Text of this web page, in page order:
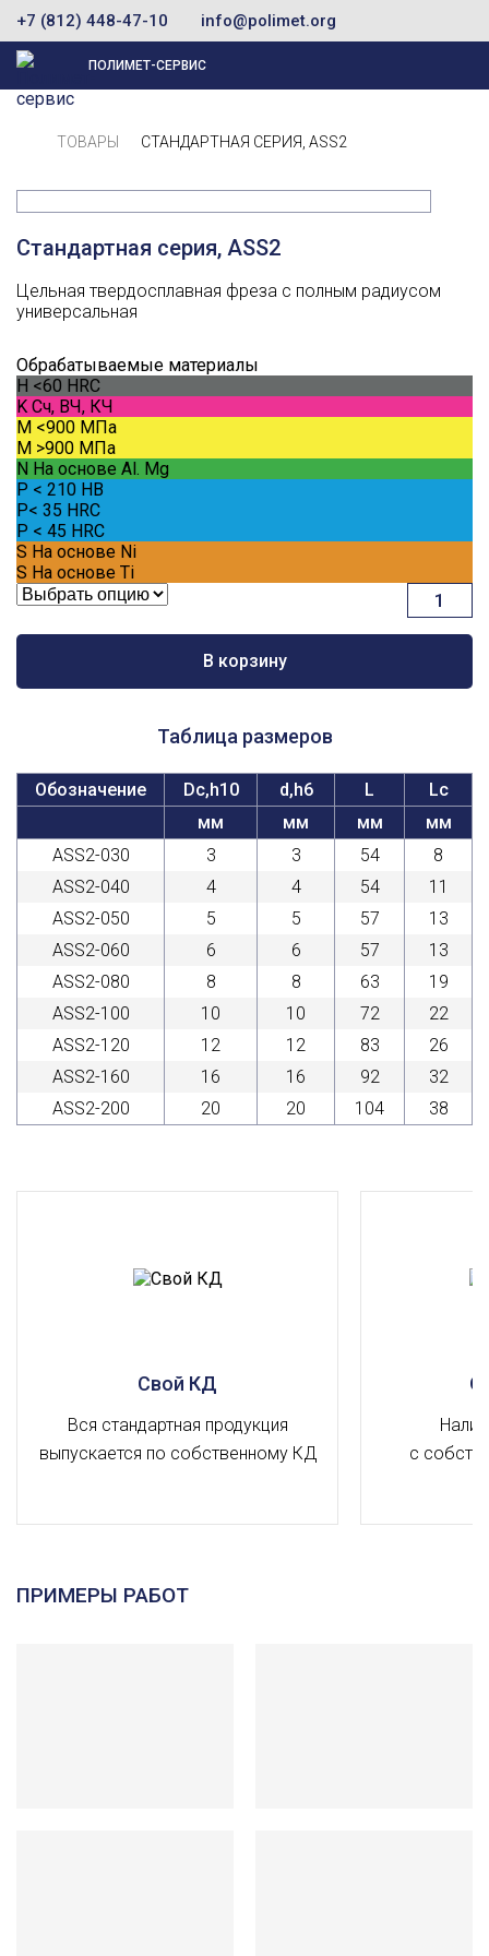
+7 (812) 448-47-10 info@polimet.org
ПОЛИМЕТ-СЕРВИС
ТОВАРЫ СТАНДАРТНАЯ СЕРИЯ, ASS2
Стандартная серия, ASS2
Цельная твердосплавная фреза с полным радиусом
универсальная
Обрабатываемые материалы
H <60 HRC
K Сч, ВЧ, КЧ
M <900 МПа
M >900 МПа
N На основе Al. Mg
P < 210 HB
P< 35 HRC
P < 45 HRC
S На основе Ni
S На основе Ti
товара
В корзину
Таблица размеров
Обозначение Dc,h10 d,h6 L
Lc
мм
мм мм
мм
ASS2-030
3 3 54
8
ASS2-040
4 4 54
11
ASS2-050
5 5 57
13
ASS2-060
6 6 57
13
ASS2-080
8 8 63
19
ASS2-100
10 10 72
22
ASS2-120
12 12 83
26
ASS2-160
16 16 92
32
ASS2-200
20 20 104 38
Свой КД
Вся стандартная продукция
выпускается по собственному КД
с
ПРИМЕРЫ РАБОТ